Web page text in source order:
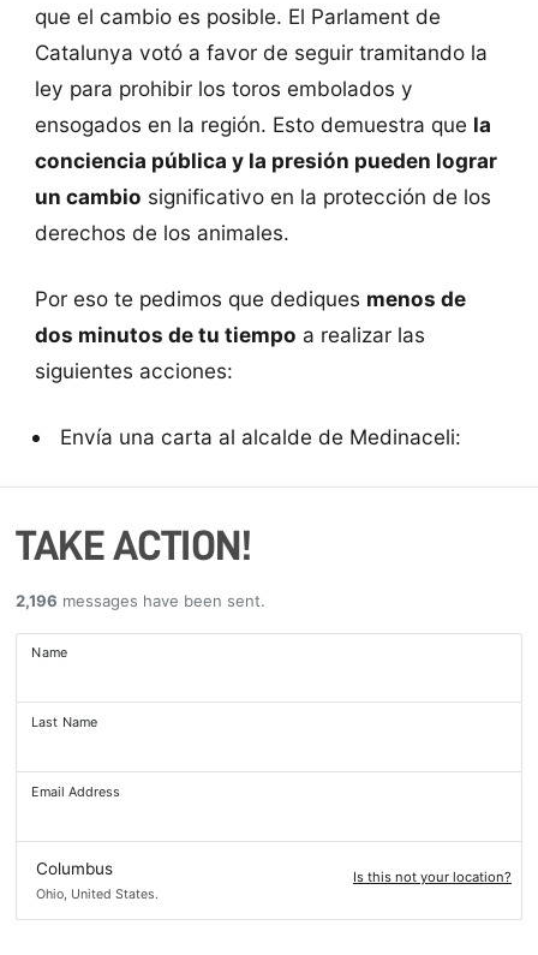
que el cambio es posible. El Parlament de
Catalunya votó a favor de seguir tramitando la
ley para prohibir los toros embolados y
ensogados en la región. Esto demuestra que la
conciencia pública y la presión pueden lograr
un cambio significativo en la protección de los
derechos de los animales.
Por eso te pedimos que dediques menos de
dos minutos de tu tiempo a realizar las
siguientes acciones:
Envía una carta al alcalde de Medinaceli:
TAKE ACTION!
2,196 messages have been sent.
Name
Last Name
Email Address
Columbus
Ohio, United States.
Is this not your location?